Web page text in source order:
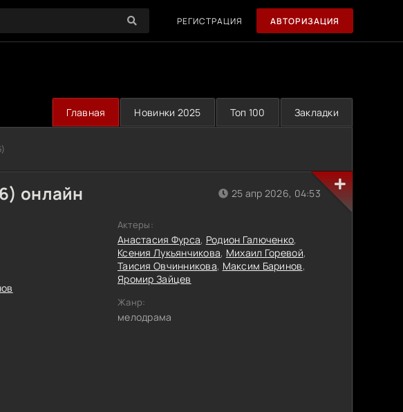
РЕГИСТРАЦИЯ АВТОРИЗАЦИЯ
Главная Новинки 2025 Топ 100 Закладки
онлайн 25 апр 2026, 04:53
Актеры:
Анастасия Фурса, Родион Галюченко,
Ксения Лукьянчикова, Михаил Горевой,
Таисия Овчинникова, Максим Баринов,
Яромир Зайцев
Жанр:
мелодрама